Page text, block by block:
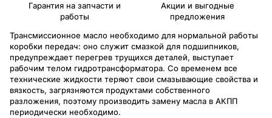
Гарантия на запчасти и
работы
Акции и выгодные
предложения
Трансмиссионное масло необходимо для нормальной работы
коробки передач: оно служит смазкой для подшипников,
предупреждает перегрев трущихся деталей, выступает
рабочим телом гидротрансформатора. Со временем все
технические жидкости теряют свои смазывающие свойства и
вязкость, загрязняются продуктами собственного
разложения, поэтому производить замену масла в АКПП
периодически необходимо.